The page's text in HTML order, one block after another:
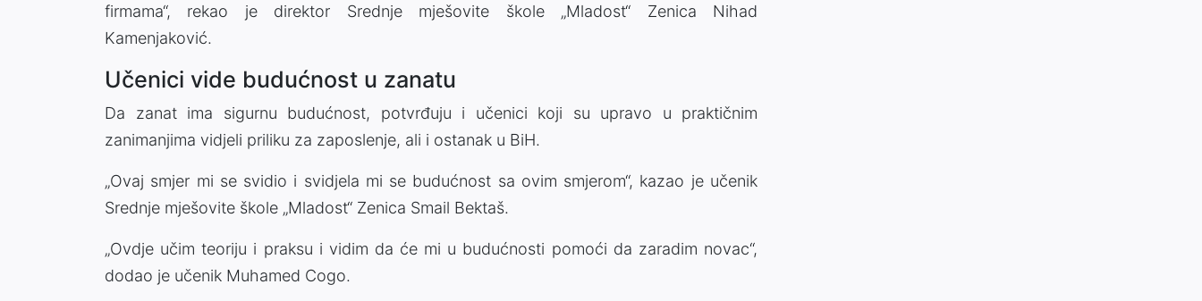
firmama“, rekao je direktor Srednje mješovite škole „Mladost“ Zenica Nihad
Kamenjaković.
Učenici vide budućnost u zanatu
Da zanat ima sigurnu budućnost, potvrđuju i učenici koji su upravo u praktičnim
zanimanjima vidjeli priliku za zaposlenje, ali i ostanak u BiH.
„Ovaj smjer mi se svidio i svidjela mi se budućnost sa ovim smjerom“, kazao je učenik
Srednje mješovite škole „Mladost“ Zenica Smail Bektaš.
„Ovdje učim teoriju i praksu i vidim da će mi u budućnosti pomoći da zaradim novac“,
dodao je učenik Muhamed Cogo.